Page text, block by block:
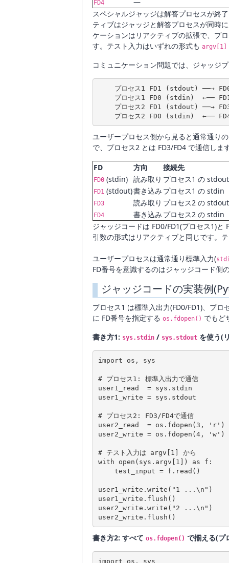
FD4
スペシャルジャッジは解答プロセスが終
ティブはジャッジと解答プロセスが同時
ケーションはリアクティブの拡張で、プ
す。テスト入力はいずれの形式も argv[1]
コミュニケーション問題では、ジャッジ
プロセス1 FD1 (stdout) ──→ FD0
プロセス1 FD0 (stdin)  ←── FD1
プロセス2 FD1 (stdout) ──→ FD3
ユーザープロセス側から見ると通常通り
で、プロセス2 とは FD3/FD4 で通信しま
FD 方向 接続先
FD0 (stdin) 読み取り プロセス1 の stdout
FD1 (stdout)書き込み プロセス1 の stdin
FD3 読み取り プロセス2 の stdout
FD4 書き込み プロセス2 の stdin
ジャッジコードは FD0/FD1(プロセス1)
引数の形式はリアクティブと同じです。
ユーザープロセスは通常通り標準入力(
FD番号を意識するのはジャッジコード側
ジャッジコードの実装例
プロセス1 は標準入出力(FD0/FD1)、プ
に FD番号を指定する os.fdopen() でもど
書き方1: sys.stdin / sys.stdout を使う(
import os, sys
# プロセス1: 標準入出力で通信
user1_read  = sys.stdin
user1_write = sys.stdout
# プロセス2: FD3/FD4で通信
user2_read  = os.fdopen(3, 'r')
user2_write = os.fdopen(4, 'w')
# テスト入力は argv[1] から
with open(sys.argv[1]) as f:
    test_input = f.read()
user1_write.write("1 ...\n")
user1_write.flush()
user2_write.write("2 ...\n")
書き方2: すべて os.fdopen() で揃える(プ
import os, sys